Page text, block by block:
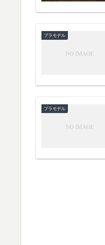
プラモデル
プラモデル